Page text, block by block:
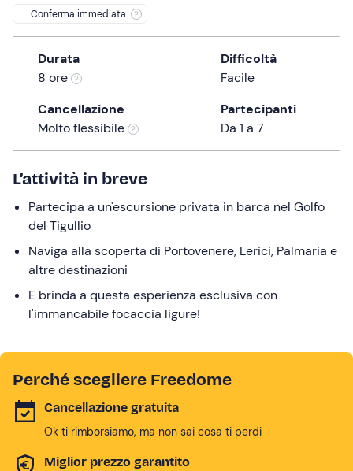
question
mark
keyboard
shortcuts
for
changing
dates.
Conferma immediata
Durata
8 ore
Difficoltà
Facile
Cancellazione
Molto flessibile
Partecipanti
Da 1 a 7
L’attività in breve
Partecipa a un'escursione privata in barca nel Golfo
del Tigullio
Naviga alla scoperta di Portovenere, Lerici, Palmaria e
altre destinazioni
E brinda a questa esperienza esclusiva con
l'immancabile focaccia ligure!
Perché scegliere Freedome
Cancellazione gratuita
Ok ti rimborsiamo, ma non sai cosa ti perdi
Miglior prezzo garantito